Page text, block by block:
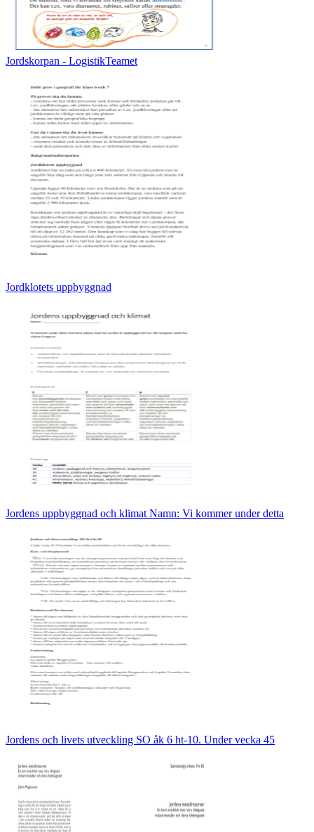
Jordskorpan - LogistikTeamet
Jordklotets uppbyggnad
Jordens uppbyggnad och klimat Namn: Vi kommer under detta
Jordens och livets utveckling SO åk 6 ht-10. Under vecka 45